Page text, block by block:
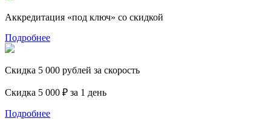
Аккредитация «под ключ» со скидкой
Подробнее
Скидка 5 000 рублей за скорость
Скидка 5 000 ₽ за 1 день
Подробнее